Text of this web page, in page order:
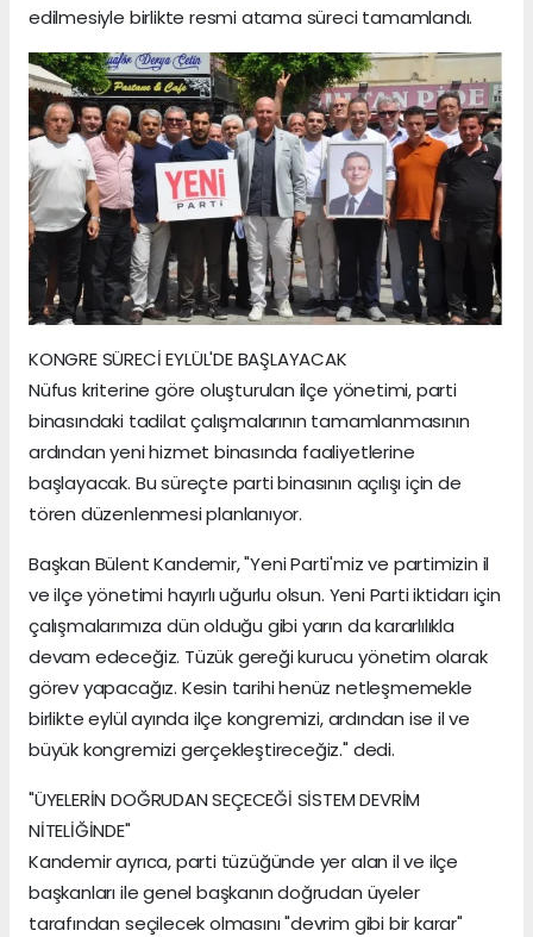
edilmesiyle birlikte resmi atama süreci tamamlandı.
KONGRE SÜRECİ EYLÜL'DE BAŞLAYACAK
Nüfus kriterine göre oluşturulan ilçe yönetimi, parti
binasındaki tadilat çalışmalarının tamamlanmasının
ardından yeni hizmet binasında faaliyetlerine
başlayacak. Bu süreçte parti binasının açılışı için de
tören düzenlenmesi planlanıyor.
Başkan Bülent Kandemir, "Yeni Parti'miz ve partimizin il
ve ilçe yönetimi hayırlı uğurlu olsun. Yeni Parti iktidarı için
çalışmalarımıza dün olduğu gibi yarın da kararlılıkla
devam edeceğiz. Tüzük gereği kurucu yönetim olarak
görev yapacağız. Kesin tarihi henüz netleşmemekle
birlikte eylül ayında ilçe kongremizi, ardından ise il ve
büyük kongremizi gerçekleştireceğiz." dedi.
"ÜYELERİN DOĞRUDAN SEÇECEĞİ SİSTEM DEVRİM
NİTELİĞİNDE"
Kandemir ayrıca, parti tüzüğünde yer alan il ve ilçe
başkanları ile genel başkanın doğrudan üyeler
tarafından seçilecek olmasını "devrim gibi bir karar"